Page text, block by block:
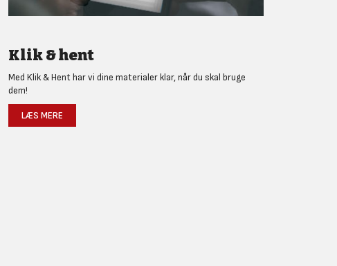
Klik & hent
Med Klik & Hent har vi dine materialer klar, når du skal bruge
dem!
LÆS MERE